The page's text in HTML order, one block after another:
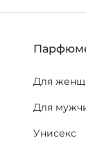
Для
Для
Унисекс